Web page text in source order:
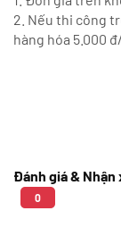
2. Nếu thi công
hàng hóa 5.000
Đánh giá & Nhận
0